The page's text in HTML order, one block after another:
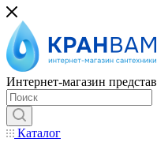
Интернет-магазин
Каталог